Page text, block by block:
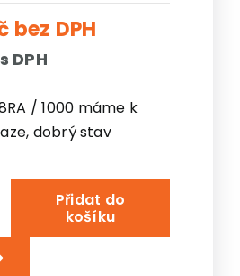
bez DPH
s DPH
/ 1000 máme k
dobrý stav
Přidat do
košíku